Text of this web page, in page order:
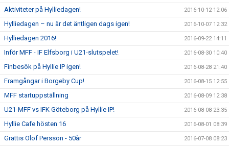
Aktiviteter på Hylliedagen! 2016-10-12 12:06
Hylliedagen – nu är det äntligen dags igen! 2016-10-07 12:32
Hylliedagen 2016! 2016-09-22 14:11
Inför MFF - IF Elfsborg i U21-slutspelet! 2016-08-30 10:40
Finbesök på Hyllie IP igen! 2016-08-28 21:40
Framgångar i Borgeby Cup! 2016-08-15 12:55
MFF startuppställning 2016-08-09 12:38
U21-MFF vs IFK Göteborg på Hyllie IP! 2016-08-08 23:35
Hyllie Cafe hösten 16 2016-08-01 08:39
Grattis Olof Persson - 50år 2016-07-08 08:23